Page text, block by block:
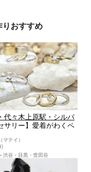
おすすめ
2位
代々木上原駅・シルバ
サリー】愛着がわくペ
5分。
マテイ）
渋谷・目黒・世田谷
4位